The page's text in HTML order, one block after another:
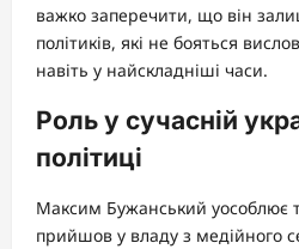
важко заперечити, що він
політиків, які не бояться
навіть у найскладніші часи.
Роль у сучасній
політиці
Максим Бужанський уособлює
прийшов у владу з медійного